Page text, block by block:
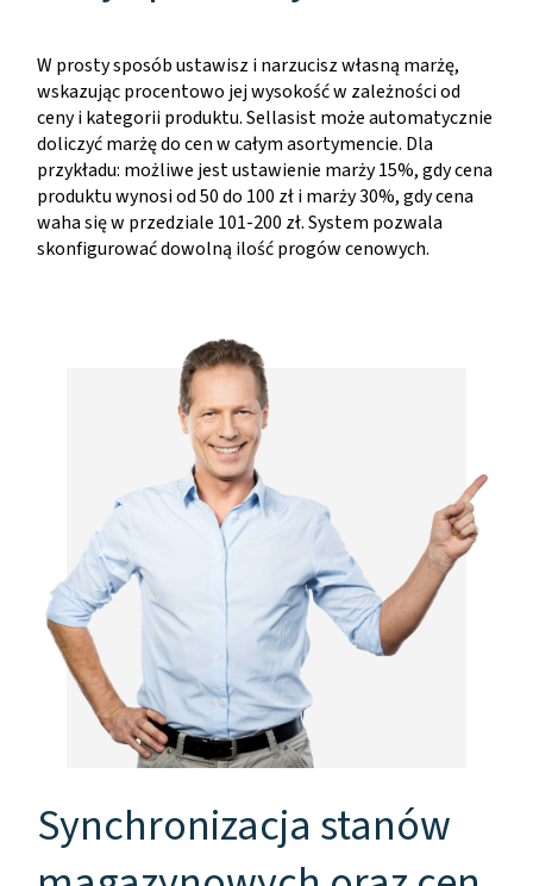
W prosty sposób ustawisz i narzucisz własną marżę,
wskazując procentowo jej wysokość w zależności od
ceny i kategorii produktu. Sellasist może automatycznie
doliczyć marżę do cen w całym asortymencie. Dla
przykładu: możliwe jest ustawienie marży 15%, gdy cena
produktu wynosi od 50 do 100 zł i marży 30%, gdy cena
waha się w przedziale 101-200 zł. System pozwala
skonfigurować dowolną ilość progów cenowych.
Synchronizacja stanów